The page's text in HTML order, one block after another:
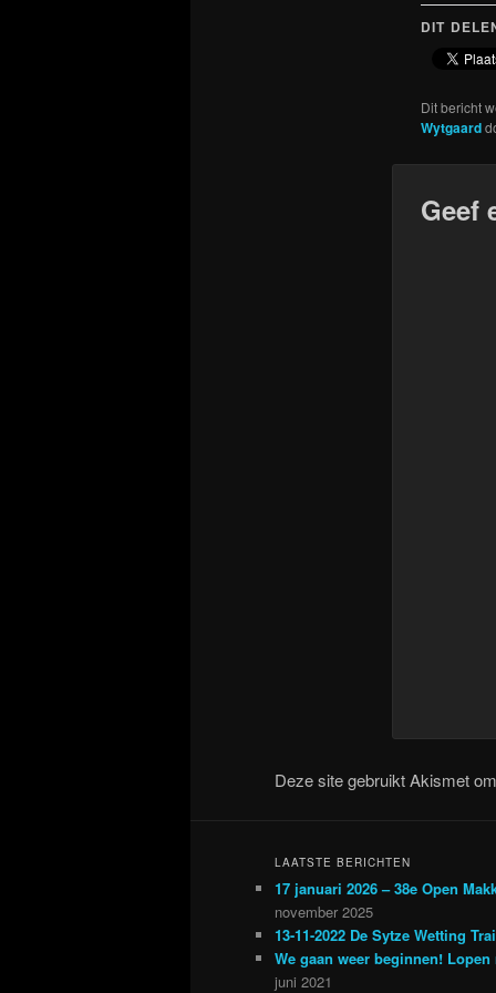
DIT
Dit bericht
Wytgaard
Geef
Deze site gebruikt Akismet
LAATSTE BERICHTEN
17 januari 2026 – 38e Open
november 2025
13-11-2022 De Sytze Wetting
We gaan weer beginnen!
juni 2021